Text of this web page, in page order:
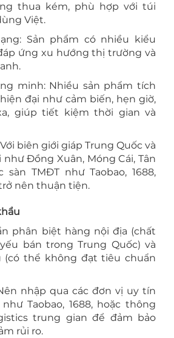
thua kém, phù hợp với túi
Việt.
Sản phẩm có nhiều kiểu
ứng xu hướng thị trường và
minh: Nhiều sản phẩm tích
đại như cảm biến, hẹn giờ,
giúp tiết kiệm thời gian và
biên giới giáp Trung Quốc và
Đồng Xuân, Móng Cái, Tân
sàn TMĐT như Taobao, 1688,
nên thuận tiện.
phân biệt hàng nội địa (chất
bán trong Trung Quốc) và
(có thể không đạt tiêu chuẩn
nhập qua các đơn vị uy tín
Taobao, 1688, hoặc thông
trung gian để đảm bảo
rủi ro.